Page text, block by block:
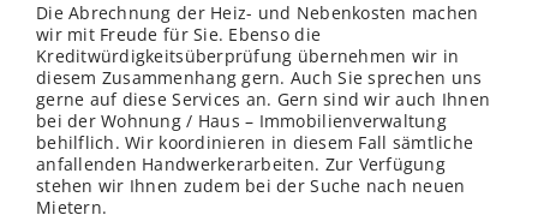
Die Abrechnung der Heiz- und Nebenkosten machen
wir mit Freude für Sie. Ebenso die
Kreditwürdigkeitsüberprüfung übernehmen wir in
diesem Zusammenhang gern. Auch Sie sprechen uns
gerne auf diese Services an. Gern sind wir auch Ihnen
bei der Wohnung / Haus – Immobilienverwaltung
behilflich. Wir koordinieren in diesem Fall sämtliche
anfallenden Handwerkerarbeiten. Zur Verfügung
stehen wir Ihnen zudem bei der Suche nach neuen
Mietern.